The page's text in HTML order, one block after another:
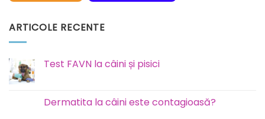
ARTICOLE RECENTE
Test FAVN la câini și pisici
Test
FAVN
Dermatita la câini este contagioasă?